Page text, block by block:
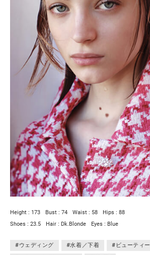
Height : 173 Bust : 74 Waist : 58
Hips : 88
Shoes : 23.5
Hair : Dk.Blonde Eyes : Blue
#ウェディング #水着／下着 #ビューティー